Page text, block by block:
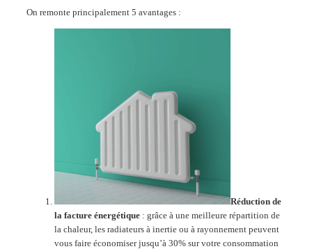
On remonte principalement 5 avantages :
Réduction de
la facture énergétique : grâce à une meilleure répartition de
la chaleur, les radiateurs à inertie ou à rayonnement peuvent
vous faire économiser jusqu’à 30% sur votre consommation